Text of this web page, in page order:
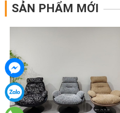
SẢN PHẨM MỚI